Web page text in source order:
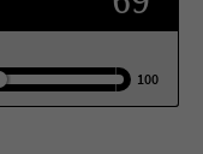
100
& Co. KG